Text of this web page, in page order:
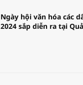
Ngày hội văn hóa các
2024 sắp diễn ra tại